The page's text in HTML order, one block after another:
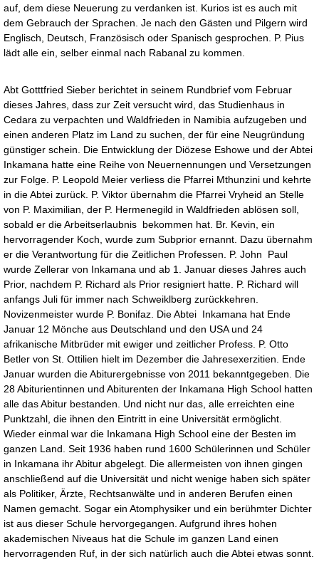
auf, dem diese Neuerung zu verdanken ist. Kurios ist es auch mit
dem Gebrauch der Sprachen. Je nach den Gästen und Pilgern wird
Englisch, Deutsch, Französisch oder Spanisch gesprochen. P. Pius
lädt alle ein, selber einmal nach Rabanal zu kommen.
Abt Gotttfried Sieber berichtet in seinem Rundbrief vom Februar
dieses Jahres, dass zur Zeit versucht wird, das Studienhaus in
Cedara zu verpachten und Waldfrieden in Namibia aufzugeben und
einen anderen Platz im Land zu suchen, der für eine Neugründung
günstiger schein. Die Entwicklung der Diözese Eshowe und der Abtei
Inkamana hatte eine Reihe von Neuernennungen und Versetzungen
zur Folge. P. Leopold Meier verliess die Pfarrei Mthunzini und kehrte
in die Abtei zurück. P. Viktor übernahm die Pfarrei Vryheid an Stelle
von P. Maximilian, der P. Hermenegild in Waldfrieden ablösen soll,
sobald er die Arbeitserlaubnis bekommen hat. Br. Kevin, ein
hervorragender Koch, wurde zum Subprior ernannt. Dazu übernahm
er die Verantwortung für die Zeitlichen Professen. P. John Paul
wurde Zellerar von Inkamana und ab 1. Januar dieses Jahres auch
Prior, nachdem P. Richard als Prior resigniert hatte. P. Richard will
anfangs Juli für immer nach Schweiklberg zurückkehren.
Novizenmeister wurde P. Bonifaz. Die Abtei Inkamana hat Ende
Januar 12 Mönche aus Deutschland und den USA und 24
afrikanische Mitbrüder mit ewiger und zeitlicher Profess. P. Otto
Betler von St. Ottilien hielt im Dezember die Jahresexerzitien. Ende
Januar wurden die Abiturergebnisse von 2011 bekanntgegeben. Die
28 Abiturientinnen und Abiturenten der Inkamana High School hatten
alle das Abitur bestanden. Und nicht nur das, alle erreichten eine
Punktzahl, die ihnen den Eintritt in eine Universität ermöglicht.
Wieder einmal war die Inkamana High School eine der Besten im
ganzen Land. Seit 1936 haben rund 1600 Schülerinnen und Schüler
in Inkamana ihr Abitur abgelegt. Die allermeisten von ihnen gingen
anschließend auf die Universität und nicht wenige haben sich später
als Politiker, Ärzte, Rechtsanwälte und in anderen Berufen einen
Namen gemacht. Sogar ein Atomphysiker und ein berühmter Dichter
ist aus dieser Schule hervorgegangen. Aufgrund ihres hohen
akademischen Niveaus hat die Schule im ganzen Land einen
hervorragenden Ruf, in der sich natürlich auch die Abtei etwas sonnt.